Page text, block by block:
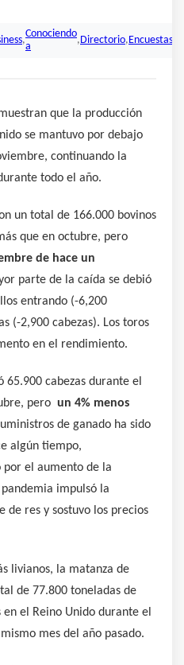
,
Conociendo
a
, Directorio, Encuestas
que la producción
se mantuvo por debajo
continuando la
todo el año.
un total de 166.000 bovinos
que en octubre, pero
de hace un
parte de la caída se debió
entrando (-6,200
(-2,900 cabezas). Los toros
en el rendimiento.
65.900 cabezas durante el
pero un 4% menos
de ganado ha sido
algún tiempo,
el aumento de la
impulsó la
de res y sostuvo los precios
livianos, la matanza de
de 77.800 toneladas de
el Reino Unido durante el
mes del año pasado.